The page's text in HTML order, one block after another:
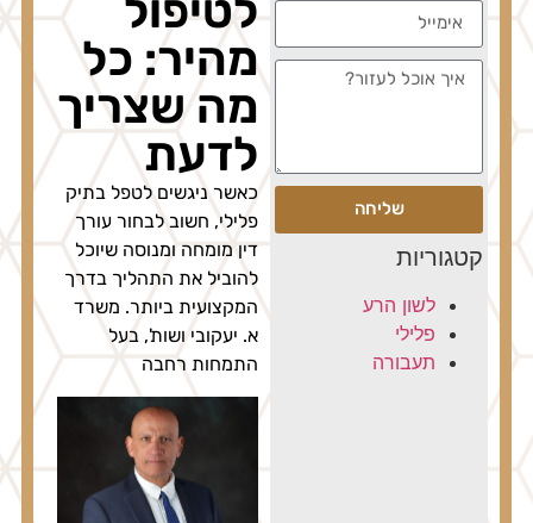
שליחה
קטגוריות
לשון הרע
פלילי
תעבורה
לטיפול
מהיר: כל
מה שצריך
לדעת
כאשר ניגשים לטפל בתיק
פלילי, חשוב לבחור עורך
דין מומחה ומנוסה שיוכל
להוביל את התהליך בדרך
המקצועית ביותר. משרד
א. יעקובי ושות', בעל
התמחות רחבה